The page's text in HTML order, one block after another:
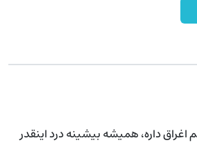
حرفش خوبه ولی یه کم اغراق داره، همیشه بیشینه درد اینقدر